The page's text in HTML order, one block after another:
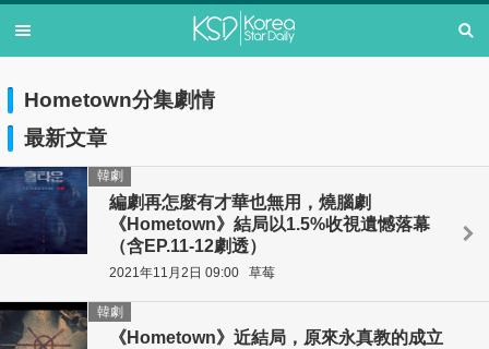
Hometown分集劇情
最新文章
編劇再怎麼有才華也無用，燒腦劇
《Hometown》結局以1.5%收視遺憾落幕
（含EP.11-12劇透）
韓劇
2021年11月2日 09:00 草莓
《Hometown》近結局，原來永真教的成立
韓劇